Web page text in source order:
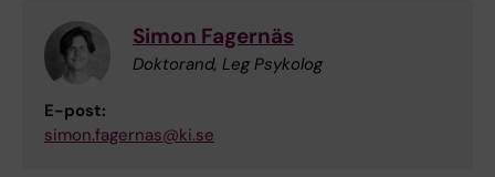
Simon Fagernäs
Doktorand, Leg Psykolog
E-post:
simon.fagernas@ki.se